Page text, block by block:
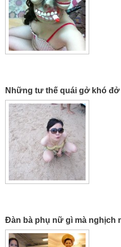
Những tư thế quái gở khó đở
Đàn bà phụ nữ gì mà nghịch